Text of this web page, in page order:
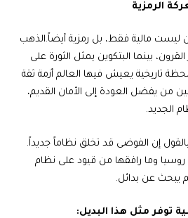
الرمزية
ليست مالية فقط، بل رمزية أيضاً.الذهب
بينما البتكوين يمثل الثورة على
تاريخية يعيش فيها العالم أزمة ثقة
من يفضل العودة إلى الأمان القديم،
الجديد.
إن الفوضى قد تخلق نظاماً جديداً.
روسيا وما رافقها من قيود على نظام
يبحث عن بدائل.
توفر مثل هذا البديل: